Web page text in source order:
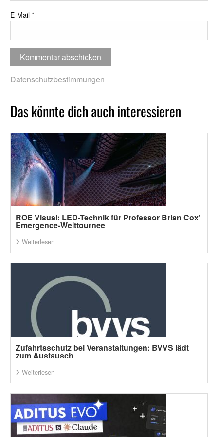
E-Mail *
Datenschutzbestimmungen
Das könnte dich auch interessieren
ROE Visual: LED-Technik für Professor Brian Cox’
Emergence-Welttournee
Weiterlesen
Zufahrtsschutz bei Veranstaltungen: BVVS lädt
zum Austausch
Weiterlesen